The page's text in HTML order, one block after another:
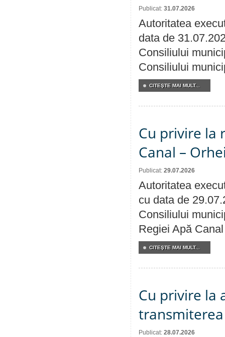
Publicat: 31.07.2026
Autoritatea
data de
Consiliului
Consiliului
CITEŞTE MAI MULT...
Cu privire la
Canal –
Publicat: 29.07.2026
Autoritatea
cu data de
Consiliului
Regiei Apă
CITEŞTE MAI MULT...
Cu privire la
Publicat: 28.07.2026